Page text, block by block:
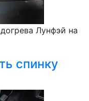
Лунфэй на
спинку